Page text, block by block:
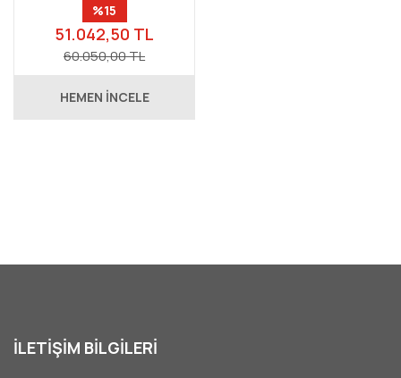
%15
51.042,50 TL
60.050,00 TL
HEMEN İNCELE
İLETİŞİM BİLGİLERİ